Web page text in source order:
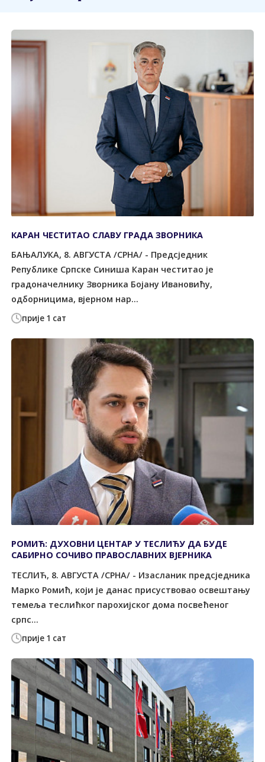
прије 1 сат
КАРАН ЧЕСТИТАО СЛАВУ ГРАДА ЗВОРНИКА
БАЊАЛУКА, 8. АВГУСТА /СРНА/ - Предсједник
Републике Српске Синиша Каран честитао је
градоначелнику Зворника Бојану Ивановићу,
одборницима, вјерном нар...
прије 1 сат
РОМИЋ: ДУХОВНИ ЦЕНТАР У ТЕСЛИЋУ ДА БУДЕ
САБИРНО СОЧИВО ПРАВОСЛАВНИХ ВЈЕРНИКА
ТЕСЛИЋ, 8. АВГУСТА /СРНА/ - Изасланик предсједника
Марко Ромић, који је данас присуствовао освештању
темеља теслићког парохијског дома посвећеног
српс...